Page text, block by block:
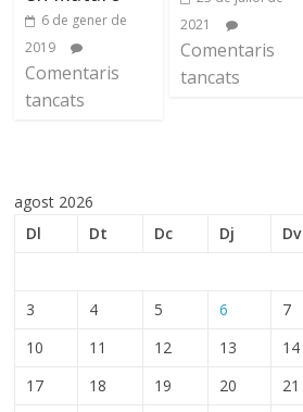
6 de gener de
2019
Comentaris
tancats
2021
Comentaris
tancats
agost 2026
Dl
Dt Dc Dj Dv
3
4 5 6 7
10
11 12 13 14
17
18 19 20 21